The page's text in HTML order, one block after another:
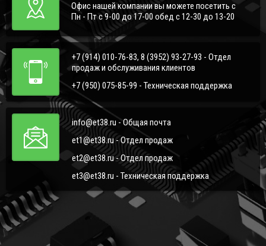
Офис нашей компании вы можете посетить с
Пн - Пт с 9-00 до 17-00 обед с 12-30 до 13-20
+7 (914) 010-76-83, 8 (3952) 93-27-93 - Отдел
продаж и обслуживания клиентов
+7 (950) 075-85-99 - Техническая поддержка
info@et38.ru - Общая почта
et1@et38.ru - Отдел продаж
et2@et38.ru - Отдел продаж
et3@et38.ru - Техническая поддержка